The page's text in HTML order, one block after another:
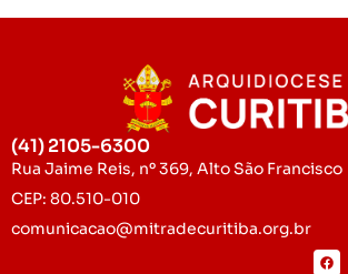
(41) 2105-6300
Rua Jaime Reis, nº 369, Alto São Francisco
CEP: 80.510-010
comunicacao@mitradecuritiba.org.br